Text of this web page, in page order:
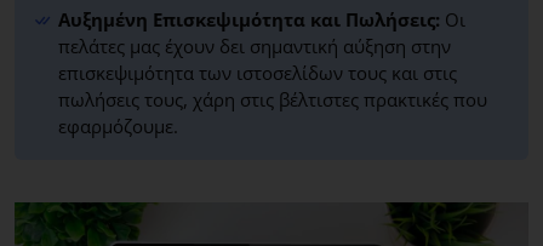
Αυξημένη Επισκεψιμότητα και Πωλήσεις: Οι
πελάτες μας έχουν δει σημαντική αύξηση στην
επισκεψιμότητα των ιστοσελίδων τους και στις
πωλήσεις τους, χάρη στις βέλτιστες πρακτικές που
εφαρμόζουμε.